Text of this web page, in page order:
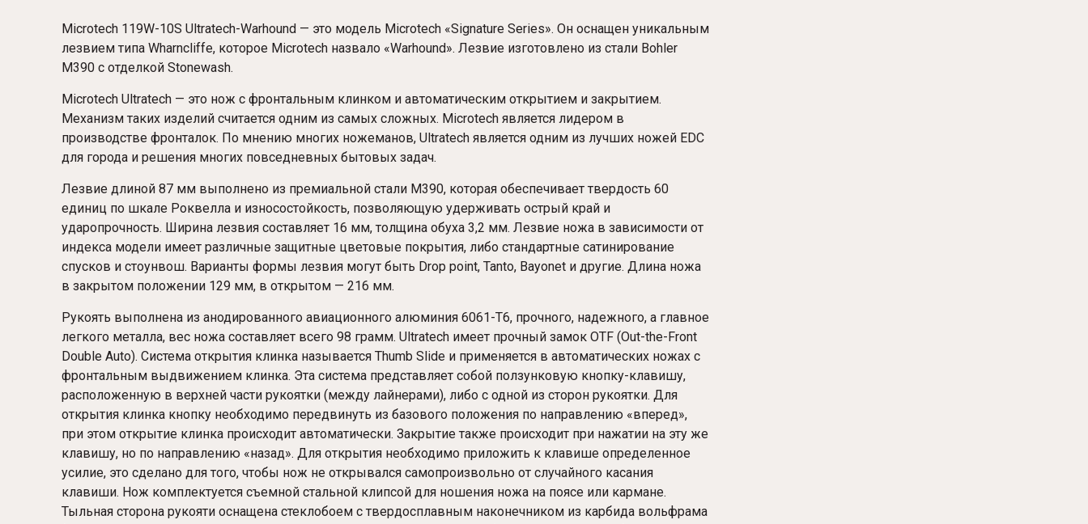
Microtech 119W-10S Ultratech-Warhound — это модель Microtech «Signature Series». Он оснащен уникальным
лезвием типа Wharncliffe, которое Microtech назвало «Warhound». Лезвие изготовлено из стали Bohler
M390 с отделкой Stonewash.
Microtech Ultratech — это нож с фронтальным клинком и автоматическим открытием и закрытием.
Механизм таких изделий считается одним из самых сложных. Microtech является лидером в
производстве фронталок. По мнению многих ножеманов, Ultratech является одним из лучших ножей EDC
для города и решения многих повседневных бытовых задач.
Лезвие длиной 87 мм выполнено из премиальной стали M390, которая обеспечивает твердость 60
единиц по шкале Роквелла и износостойкость, позволяющую удерживать острый край и
ударопрочность. Ширина лезвия составляет 16 мм, толщина обуха 3,2 мм. Лезвие ножа в зависимости от
индекса модели имеет различные защитные цветовые покрытия, либо стандартные сатинирование
спусков и стоунвош. Варианты формы лезвия могут быть Drop point, Tanto, Bayonet и другие. Длина ножа
в закрытом положении 129 мм, в открытом — 216 мм.
Рукоять выполнена из анодированного авиационного алюминия 6061-T6, прочного, надежного, а главное
легкого металла, вес ножа составляет всего 98 грамм. Ultratech имеет прочный замок OTF (Out-the-Front
Double Auto). Система открытия клинка называется Thumb Slide и применяется в автоматических ножах с
фронтальным выдвижением клинка. Эта система представляет собой ползунковую кнопку-клавишу,
расположенную в верхней части рукоятки (между лайнерами), либо с одной из сторон рукоятки. Для
открытия клинка кнопку необходимо передвинуть из базового положения по направлению «вперед»,
при этом открытие клинка происходит автоматически. Закрытие также происходит при нажатии на эту же
клавишу, но по направлению «назад». Для открытия необходимо приложить к клавише определенное
усилие, это сделано для того, чтобы нож не открывался самопроизвольно от случайного касания
клавиши. Нож комплектуется съемной стальной клипсой для ношения ножа на поясе или кармане.
Тыльная сторона рукояти оснащена стеклобоем с твердосплавным наконечником из карбида вольфрама